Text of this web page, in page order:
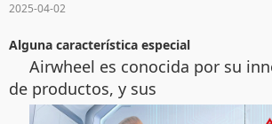
2025-04-02
Alguna característica especial
Airwheel es conocida por su
de productos, y sus